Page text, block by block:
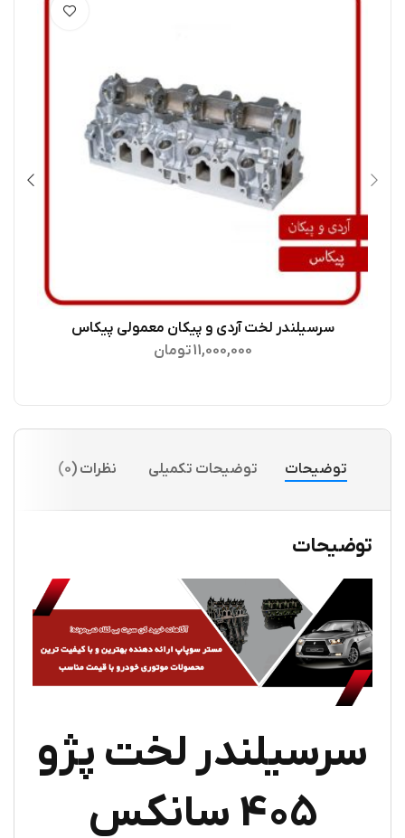
افزودن به سبد خرید
سرسیلندر لخت آردی و پیکان معمولی پیکاس
11,000,000تومان
توضیحات توضیحات تکمیلی نظرات (0)
توضیحات
سرسیلندر لخت پژو
405 سانکس